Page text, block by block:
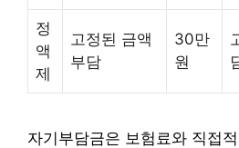
정
액
제
고정된 금액
부담
30만
원
자기부담금은 보험료와 직접